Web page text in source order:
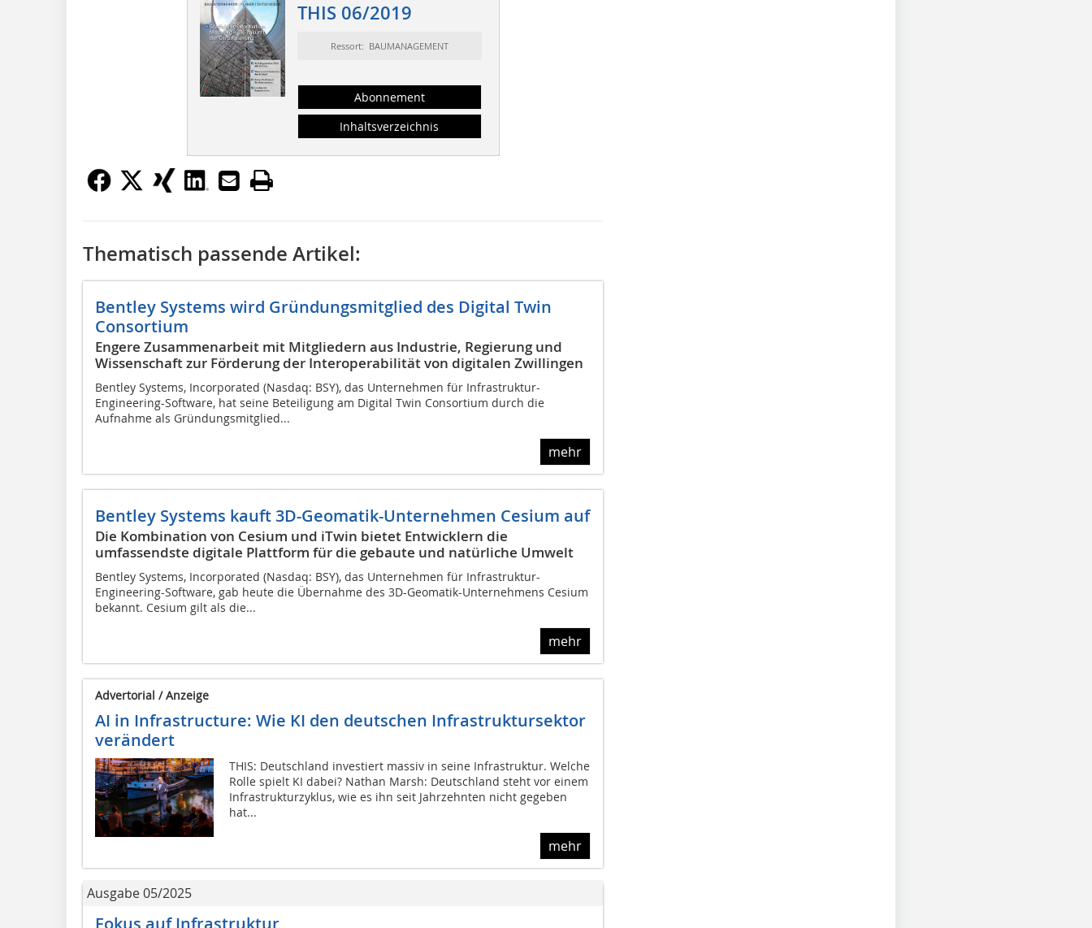
THIS 06/2019
Ressort: BAUMANAGEMENT
Abonnement
Inhaltsverzeichnis
Thematisch passende Artikel:
Bentley Systems wird Gründungsmitglied des Digital Twin
Consortium
Engere Zusammenarbeit mit Mitgliedern aus Industrie, Regierung und
Wissenschaft zur Förderung der Interoperabilität von digitalen Zwillingen
Bentley Systems, Incorporated (Nasdaq: BSY), das Unternehmen für Infrastruktur-
Engineering-Software, hat seine Beteiligung am Digital Twin Consortium durch die
Aufnahme als Gründungsmitglied...
mehr
Bentley Systems kauft 3D-Geomatik-Unternehmen Cesium auf
Die Kombination von Cesium und iTwin bietet Entwicklern die
umfassendste digitale Plattform für die gebaute und natürliche Umwelt
Bentley Systems, Incorporated (Nasdaq: BSY), das Unternehmen für Infrastruktur-
Engineering-Software, gab heute die Übernahme des 3D-Geomatik-Unternehmens Cesium
bekannt. Cesium gilt als die...
mehr
Advertorial / Anzeige
AI in Infrastructure: Wie KI den deutschen Infrastruktursektor
verändert
THIS: Deutschland investiert massiv in seine Infrastruktur. Welche
Rolle spielt KI dabei? Nathan Marsh: Deutschland steht vor einem
Infrastrukturzyklus, wie es ihn seit Jahrzehnten nicht gegeben
hat...
mehr
Ausgabe 05/2025
Fokus auf Infrastruktur